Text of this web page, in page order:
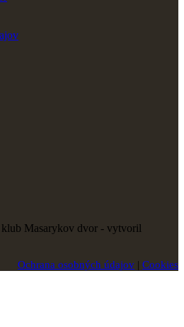
Masarykov dvor - vytvoril
Ochrana osobných údajov | Cookies